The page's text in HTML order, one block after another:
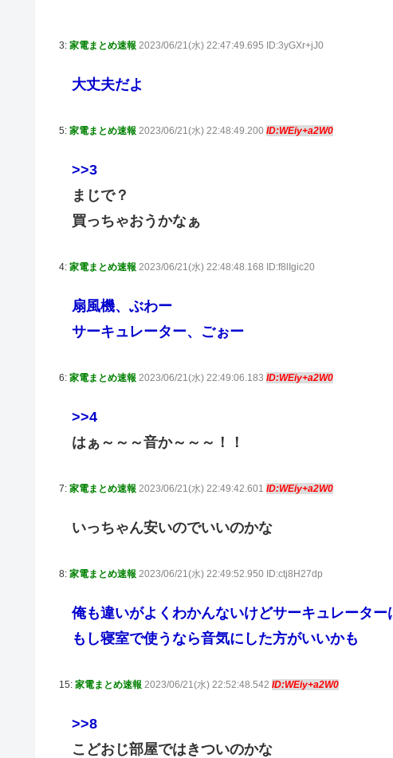
3: 家電まとめ速報 2023/06/21(水) 22:47:49.695 ID:3yGXr+jJ0
大丈夫だよ
5: 家電まとめ速報 2023/06/21(水) 22:48:49.200 ID:WEiy+a2W0
>>3
まじで？
買っちゃおうかなぁ
4: 家電まとめ速報 2023/06/21(水) 22:48:48.168 ID:f8lIgic20
扇風機、ぶわー
サーキュレーター、ごぉー
6: 家電まとめ速報 2023/06/21(水) 22:49:06.183 ID:WEiy+a2W0
>>4
はぁ～～～音か～～～！！
7: 家電まとめ速報 2023/06/21(水) 22:49:42.601 ID:WEiy+a2W0
いっちゃん安いのでいいのかな
8: 家電まとめ速報 2023/06/21(水) 22:49:52.950 ID:ctj8H27dp
俺も違いがよくわかんないけどサーキュレータ
もし寝室で使うなら音気にした方がいいかも
15: 家電まとめ速報 2023/06/21(水) 22:52:48.542 ID:WEiy+a2W0
>>8
こどおじ部屋ではきついのかな